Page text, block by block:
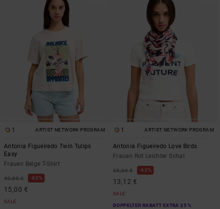
1 ARTIST NETWORK PROGRAM
Antonia Figueiredo Twin Tulips
Easy
Frauen Beige T-Shirt
40,00 € 63%
15,00 €
SALE
1 ARTIST NETWORK PROGRAM
Antonia Figueiredo Love Birds
Frauen Rot Leichter Schal
35,00 € 63%
13,12 €
SALE
DOPPELTER RABATT EXTRA 25 %